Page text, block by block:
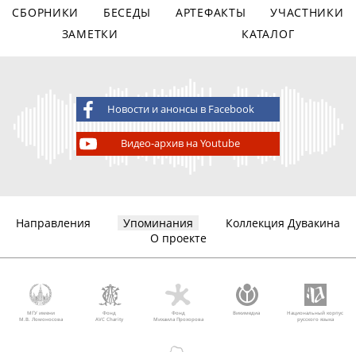
СБОРНИКИ БЕСЕДЫ АРТЕФАКТЫ
УЧАСТНИКИ
ЗАМЕТКИ
КАТАЛОГ
Новости и анонсы в Facebook
Видео-архив на Youtube
Направления Упоминания
Коллекция Дувакина
О проекте
МГУ имени
М.В. Ломоносова
Фонд
AVC Charity
Фонд
Михаила Прохорова
Викимедиа
Национальный корпус
русского языка